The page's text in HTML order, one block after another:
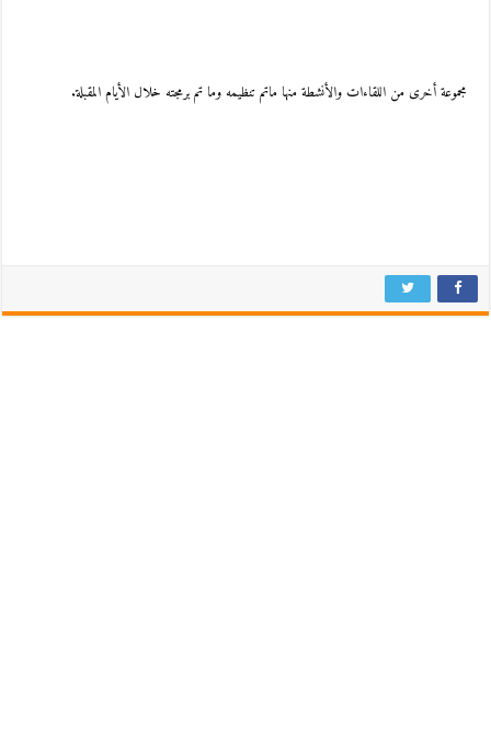
مجموعة أخرى من اللقاءات والأنشطة منها ماتم تنظيمه وما تم برمجته خلال الأيام المقبلة.